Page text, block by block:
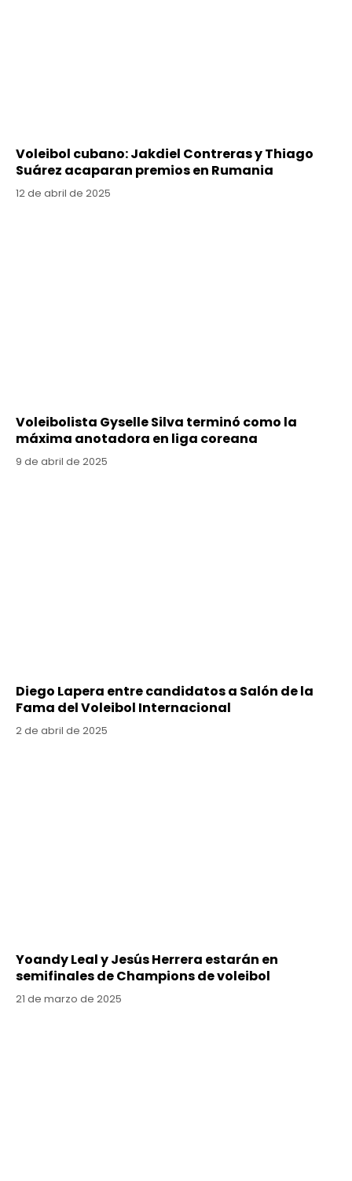
Voleibol cubano: Jakdiel Contreras y Thiago
Suárez acaparan premios en Rumania
12 de abril de 2025
Voleibolista Gyselle Silva terminó como la
máxima anotadora en liga coreana
9 de abril de 2025
Diego Lapera entre candidatos a Salón de la
Fama del Voleibol Internacional
2 de abril de 2025
Yoandy Leal y Jesús Herrera estarán en
semifinales de Champions de voleibol
21 de marzo de 2025